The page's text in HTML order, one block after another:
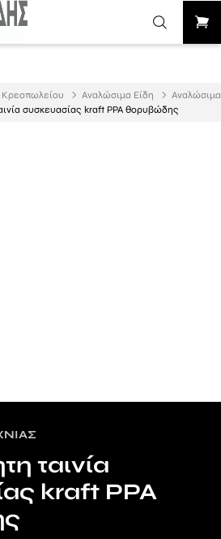
Κρεοπωλείου Αναλώσιμα Είδη
Aναλώσιμα
συσκευασίας kraft PPA θορυβώδης
ταινία
kraft PPA